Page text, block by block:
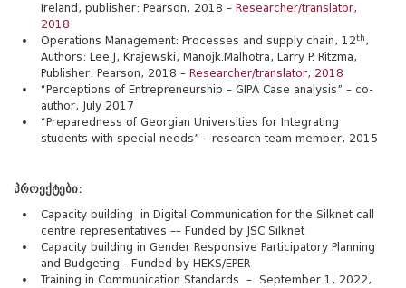
Ireland, publisher: Pearson, 2018 – Researcher/translator,
2018
Operations Management: Processes and supply chain, 12th,
Authors: Lee.J, Krajewski, Manojk.Malhotra, Larry P. Ritzma,
Publisher: Pearson, 2018 – Researcher/translator, 2018
“Perceptions of Entrepreneurship – GIPA Case analysis” – co-
author, July 2017
“Preparedness of Georgian Universities for Integrating
students with special needs” – research team member, 2015
პროექტები:
Capacity building in Digital Communication for the Silknet call
centre representatives –– Funded by JSC Silknet
Capacity building in Gender Responsive Participatory Planning
and Budgeting - Funded by HEKS/EPER
Training in Communication Standards – September 1, 2022,